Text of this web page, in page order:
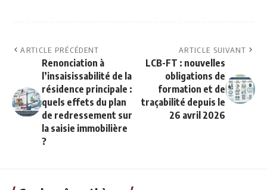
ARTICLE PRÉCÉDENT
Renonciation à
l’insaisissabilité de la
résidence principale :
quels effets du plan
de redressement sur
la saisie immobilière
?
ARTICLE SUIVANT
LCB-FT : nouvelles
obligations de
formation et de
traçabilité depuis le
26 avril 2026